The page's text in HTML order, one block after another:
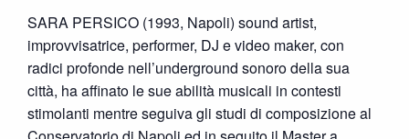
SARA PERSICO (1993, Napoli) sound artist,
improvvisatrice, performer, DJ e video maker, con
radici profonde nell’underground sonoro della sua
città, ha affinato le sue abilità musicali in contesti
stimolanti mentre seguiva gli studi di composizione al